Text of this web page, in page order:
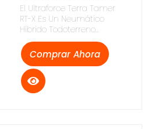
El Ultraforce Terra Tamer
RT-X Es Un Neumático
Híbrido Todoterreno...
Comprar Ahora